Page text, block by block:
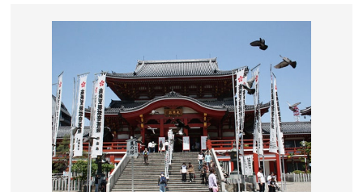
愛知県名古屋市
入館料／大人2,030円、高校生2,030円、小中学生1,010
円、幼児(4歳以上)500円、夜間入館:大人1,620円、高校
生1,620円、小中学生800円、幼児(4歳以上)400円 ※夜
間入館券はゴールデンウィークおよび夏休み期間などの
夜間営業日に17時以降に入館する場合の料金です。